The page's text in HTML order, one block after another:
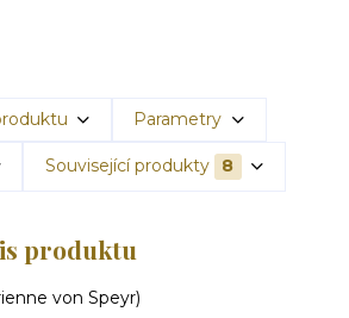
Parametry
Související produkty 8
produktu
von Speyr)